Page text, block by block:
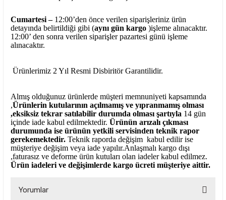
Cumartesi – 12:00’den önce verilen siparişleriniz ürün
detayında belirtildiği gibi (aynı gün kargo )işleme alınacaktır.
12:00’ den sonra verilen siparişler pazartesi günü işleme
alınacaktır.
Ürünlerimiz 2 Yıl Resmi Disbiritör Garantilidir.
Almış olduğunuz ürünlerde müşteri memnuniyeti kapsamında
,Ürünlerin kutularının açılmamış ve yıpranmamış olması
,eksiksiz tekrar satılabilir durumda olması şartıyla 14 gün
içinde iade kabul edilmektedir. Ürünün arızalı çıkması
durumunda ise ürünün yetkili servisinden teknik rapor
gerekemektedir. Teknik raporda değişim kabul edilir ise
müşteriye değişim veya iade yapılır.Anlaşmalı kargo dışı
,faturasız ve deforme ürün kutuları olan iadeler kabul edilmez.
Ürün iadeleri ve değişimlerde kargo ücreti müşteriye aittir.
Yorumlar